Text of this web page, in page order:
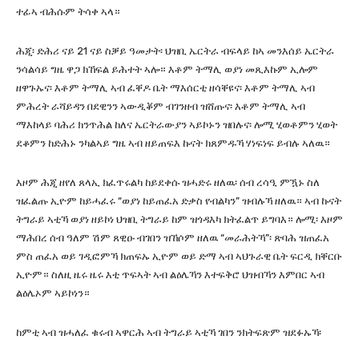
ተፊኣ ብሕሱም ትሳቀ ኣላ።
ሕጂ፡ ድሕሪ ናይ 21 ናይ ስቓይ ዓመታት፡ ህዝቢ ኤርትራ ብፍላይ ከኣ መንእሰይ ኤርትራ
ንሳልሳይ ግዜ ዋጋ ክኸፍል ይሕተት ኣሎ። እቶም ትማሊ ወያነ መጺእኩም ኢሎም
ዘዋጉኡና፡ እቶም ትማሊ ኣብ ፈቐዶ ቤት ማእሰርቲ ዘሳቐዩና፡ እቶም ትማሊ ኣብ
ምሕረት ራሻይዳን በደዊንን ኣውዲቖም ብገንዘብ ዝሸጡና፡ እቶም ትማሊ ኣብ
ማእከላይ ባሕሪ ክንጥሕል ከለና ኤርትራውያን ኣይኮኑን ዝበሉና፡ ሎሚ ሂወቶምን ሂወት
ደቆምን ከድሕኑ ንካልኣይ ግዜ ኣብ ዘይጠፍእ ኩናት ክጸምዱኻ ሃነፍነፍ ይብሉ ኣለዉ።
እዞም ሕጂ ዘየለ ጸላኢ ክፈጥሩልካ ከይደቀሱ ዝሓድሩ ዘለዉ፡ ሰብ ረሳዒ ምዃኑ ስለ
ዝፈልጡ ኢዮም ከይሓፈሩ “ወያነ ከይጠፈአ ድቃስ የብልካን” ዝብሉኻ ዘለዉ። ኣብ ኩናት
ትግራይ ኣቲኻ ወያነ ዘይኮነ ህዝቢ ትግራይ ከም ዝጎዳእካ ክትፈልጥ ይግባእ። ሎሚ፡ እዞም
ማሕበረ ሰብ ዓለም ሽም ጸዊዑ ብገበን ዝኸሶም ዘለዉ “መራሕትኻ”፡ ጽባሕ ዝጠፈአ
ምስ ጠፈአ ወይ ገዲፎምኻ ክጠፍኡ ኢዮም ወይ ድማ ኣብ ኣህጉራዊ ቤት ፍርዲ ክቐርቡ
ኢዮም። ስለዚ ዜሩ ዜሩ እቲ ጥፍኣት ኣብ ልዕሌኻን እተፍቅሮ ህዝብኻን እምበር ኣብ
ልዕሌኦም ኣይኮነን።
ከምቲ ኣብ ዝሓለፈ ቁሩብ ኣዋርሕ ኣብ ትግራይ ኣቲኻ ገበን ንክትፍጽም ዝደፉኡኻ፡